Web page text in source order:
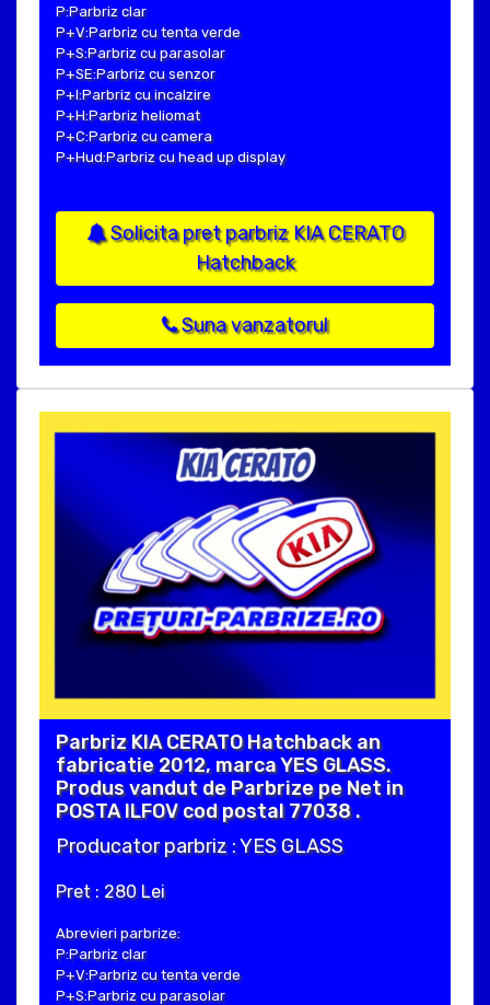
P:Parbriz clar
P+V:Parbriz cu tenta verde
P+S:Parbriz cu parasolar
P+SE:Parbriz cu senzor
P+I:Parbriz cu incalzire
P+H:Parbriz heliomat
P+C:Parbriz cu camera
P+Hud:Parbriz cu head up display
Solicita pret parbriz KIA CERATO
Hatchback
Suna vanzatorul
Parbriz KIA CERATO Hatchback an
fabricatie 2012, marca YES GLASS.
Produs vandut de Parbrize pe Net in
POSTA ILFOV cod postal 77038 .
Producator parbriz : YES GLASS
Pret : 280 Lei
Abrevieri parbrize:
P:Parbriz clar
P+V:Parbriz cu tenta verde
P+S:Parbriz cu parasolar